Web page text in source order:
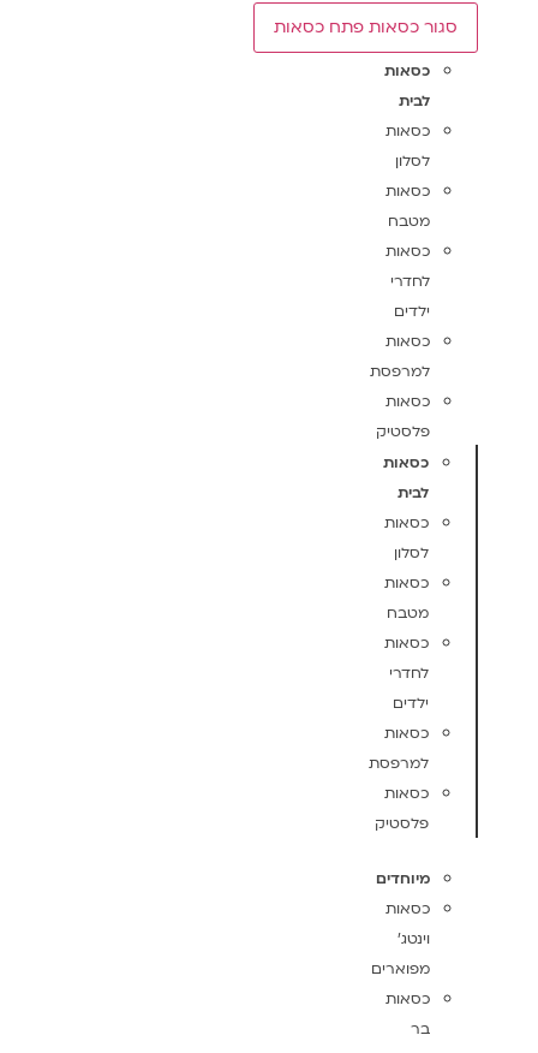
סגור כסאות פתח כסאות
כסאות
לבית
כסאות
לסלון
כסאות
מטבח
כסאות
לחדרי
ילדים
כסאות
למרפסת
כסאות
פלסטיק
כסאות
לבית
כסאות
לסלון
כסאות
מטבח
כסאות
לחדרי
ילדים
כסאות
למרפסת
כסאות
פלסטיק
מיוחדים
כסאות
וינטג'
מפוארים
כסאות
בר